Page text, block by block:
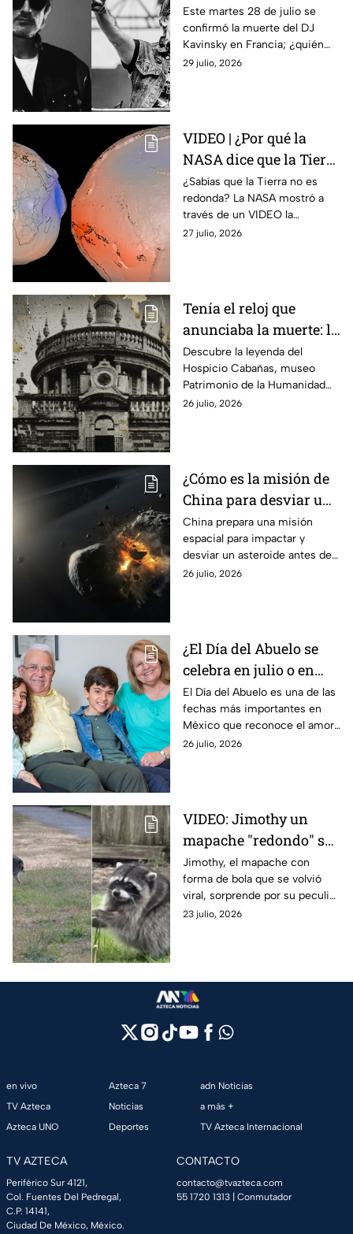
¿Quién era Kavinsky y
cuáles fueron sus
canciones más
famosas?
Este martes 28 de julio se
confirmó la muerte del DJ
Kavinsky en Francia; ¿quién
era, cuáles son sus canciones
29 julio, 2026
VIDEO | ¿Por qué la
NASA dice que la Tierra
no es una esfera
perfecta? Esta es su
verdadera forma
¿Sabías que la Tierra no es
redonda? La NASA mostró a
través de un VIDEO la
verdadera forma del planeta
27 julio, 2026
Tenía el reloj que
anunciaba la muerte: la
leyenda que esconde el
museo patrimonio de la
humanidad en México
Descubre la leyenda del
Hospicio Cabañas, museo
Patrimonio de la Humanidad
en Jalisco, donde un antiguo
26 julio, 2026
¿Cómo es la misión de
China para desviar un
asteroide antes de
2030?
China prepara una misión
espacial para impactar y
desviar un asteroide antes de
2030. Conoce los detalles de
26 julio, 2026
¿El Día del Abuelo se
celebra en julio o en
agosto? La fecha en la
que se celebra en
México y por qué hay
dos fechas
El Día del Abuelo es una de las
fechas más importantes en
México que reconoce el amor,
respeto y el valor de los
26 julio, 2026
VIDEO: Jimothy un
mapache "redondo" se
vuelve viral: La
explicación detrás de
su peculiar aspecto
Jimothy, el mapache con
forma de bola que se volvió
viral, sorprende por su peculiar
apariencia. Su singular aspecto
23 julio, 2026
en vivo
TV Azteca
Azteca UNO
Azteca 7
Noticias
Deportes
adn Noticias
a más +
TV Azteca Internacional
TV AZTECA
Periférico Sur 4121,
Col. Fuentes Del Pedregal,
C.P. 14141,
Ciudad De México, México.
CONTACTO
contacto@tvazteca.com
55 1720 1313 | Conmutador